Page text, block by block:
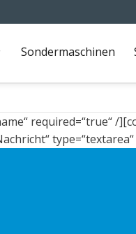
Sondermaschinen
required=“true“ /